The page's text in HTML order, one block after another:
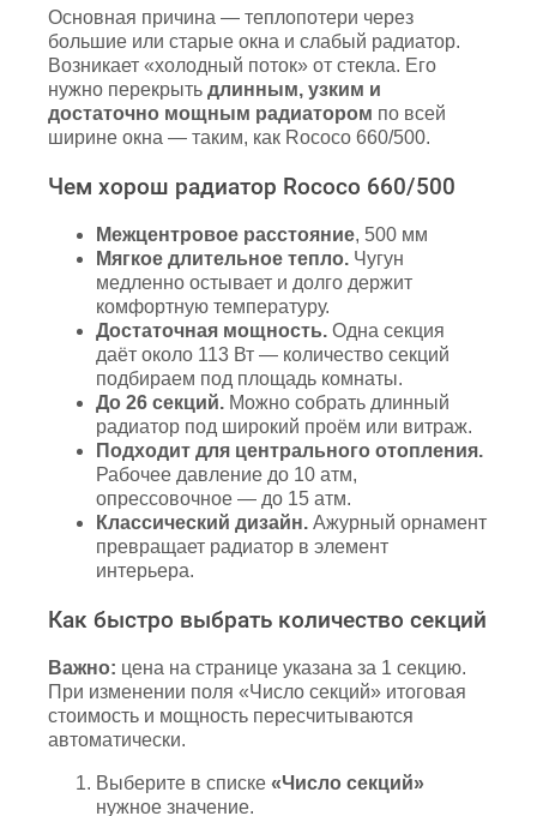
Основная причина — теплопотери через
большие или старые окна и слабый радиатор.
Возникает «холодный поток» от стекла. Его
нужно перекрыть длинным, узким и
достаточно мощным радиатором по всей
ширине окна — таким, как Rococo 660/500.
Чем хорош радиатор Rococo 660/500
Межцентровое расстояние, 500 мм
Мягкое длительное тепло. Чугун
медленно остывает и долго держит
комфортную температуру.
Достаточная мощность. Одна секция
даёт около 113 Вт — количество секций
подбираем под площадь комнаты.
До 26 секций. Можно собрать длинный
радиатор под широкий проём или витраж.
Подходит для центрального отопления.
Рабочее давление до 10 атм,
опрессовочное — до 15 атм.
Классический дизайн. Ажурный орнамент
превращает радиатор в элемент
интерьера.
Как быстро выбрать количество секций
Важно: цена на странице указана за 1 секцию.
При изменении поля «Число секций» итоговая
стоимость и мощность пересчитываются
автоматически.
Выберите в списке «Число секций»
нужное значение.